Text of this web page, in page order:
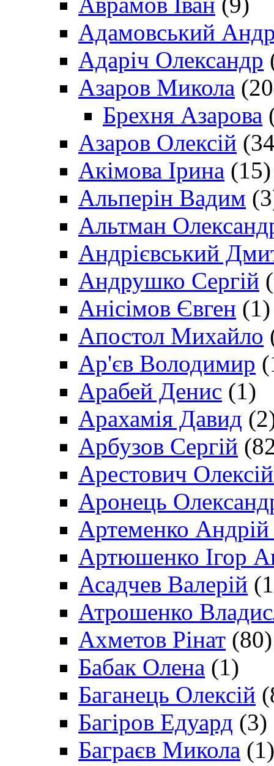
Адамовський
Адаріч Олександр
Азаров Микола
Брехня Азарова
Азаров Олексій
Акімова Ірина (15)
Альперін Вадим
Альтман
Андрієвський
Андрушко Сергій
Анісімов Євген (1)
Апостол Михайло
Ар'єв Володимир
Арабей Денис (1)
Арахамія Давид
Арбузов Сергій
Арестович
Аронець
Артеменко Андрій
Артюшенко Ігор
Асадчев Валерій
Атрошенко
Ахметов Рінат (80)
Бабак Олена (1)
Баганець Олексій
Багіров Едуард (3)
Баграєв Микола (1)